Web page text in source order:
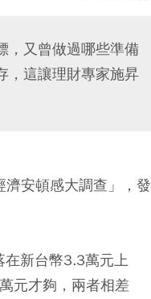
，又曾做過哪些準備
，這讓理財專家施昇
安頓感大調查」，發
新台幣3.3萬元上
元才夠，兩者相差